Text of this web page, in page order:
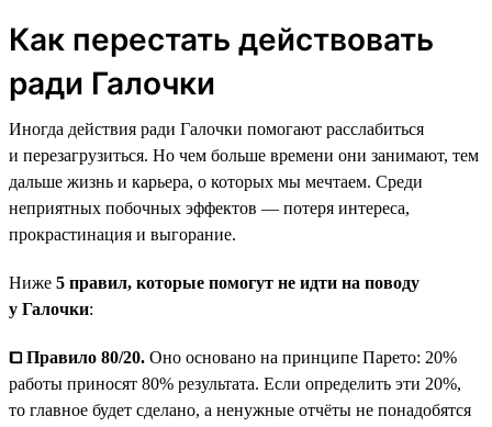
Как перестать действовать
ради Галочки
Иногда действия ради Галочки помогают расслабиться
и перезагрузиться. Но чем больше времени они занимают, тем
дальше жизнь и карьера, о которых мы мечтаем. Среди
неприятных побочных эффектов — потеря интереса,
прокрастинация и выгорание.
Ниже 5 правил, которые помогут не идти на поводу
у Галочки:
⧠ Правило 80/20. Оно основано на принципе Парето: 20%
работы приносят 80% результата. Если определить эти 20%,
то главное будет сделано, а ненужные отчёты не понадобятся